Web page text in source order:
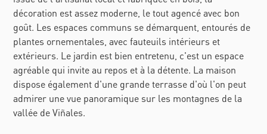
décoration est assez moderne, le tout agencé avec bon
goût. Les espaces communs se démarquent, entourés de
plantes ornementales, avec fauteuils intérieurs et
extérieurs. Le jardin est bien entretenu, c'est un espace
agréable qui invite au repos et à la détente. La maison
dispose également d'une grande terrasse d'où l'on peut
admirer une vue panoramique sur les montagnes de la
vallée de Viñales.